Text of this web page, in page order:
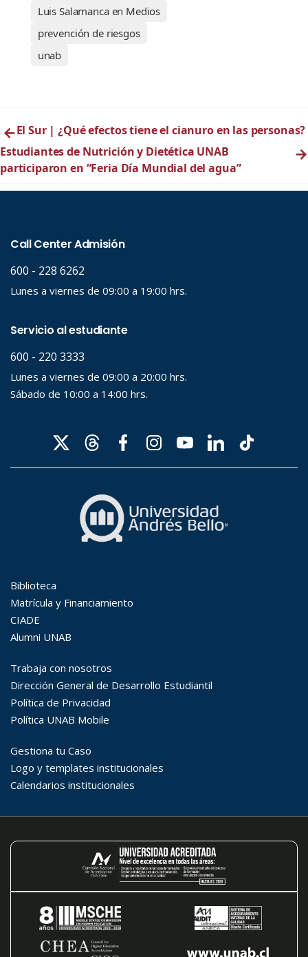
Luis Salamanca en Medios
prevención de riesgos
unab
←El Sur | ¿Qué efectos tiene el cianuro en las personas?
Estudiantes de Nutrición y Dietética UNAB
participaron en “Feria Día Mundial del agua”
→